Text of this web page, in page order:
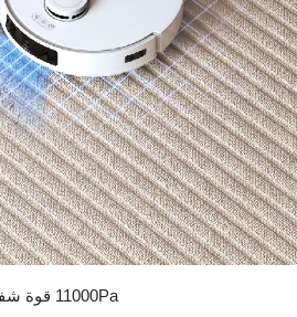
11000Pa قوة شفط